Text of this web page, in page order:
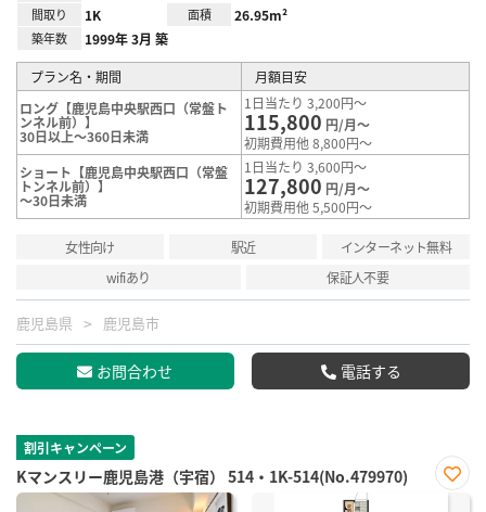
間取り 1K 面積 26.95m²
築年数 1999年 3月 築
プラン名・期間
月額目安
ロング【鹿児島中央駅西口（常盤ト
ンネル前）】
30日以上～360日未満
1日当たり 3,200円～
115,800 円/月～
初期費用他 8,800円～
ショート【鹿児島中央駅西口（常盤
トンネル前）】
～30日未満
1日当たり 3,600円～
127,800 円/月～
初期費用他 5,500円～
女性向け 駅近
インターネット無料
wifiあり
保証人不要
鹿児島県 鹿児島市
お問合わせ 電話する
割引キャンペーン
Kマンスリー鹿児島港（宇宿） 514・1K-514(No.479970)
お気